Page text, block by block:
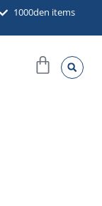
1000den items